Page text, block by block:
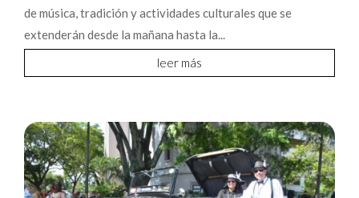
de música, tradición y actividades culturales que se
extenderán desde la mañana hasta la...
leer más